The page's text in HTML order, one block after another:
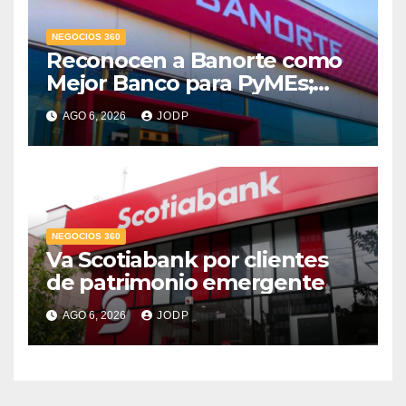
NEGOCIOS 360
Reconocen a Banorte como
Mejor Banco para PyMEs;
supera 14% del mercado
crediticio
AGO 6, 2026 JODP
NEGOCIOS 360
Va Scotiabank por clientes
de patrimonio emergente
AGO 6, 2026 JODP